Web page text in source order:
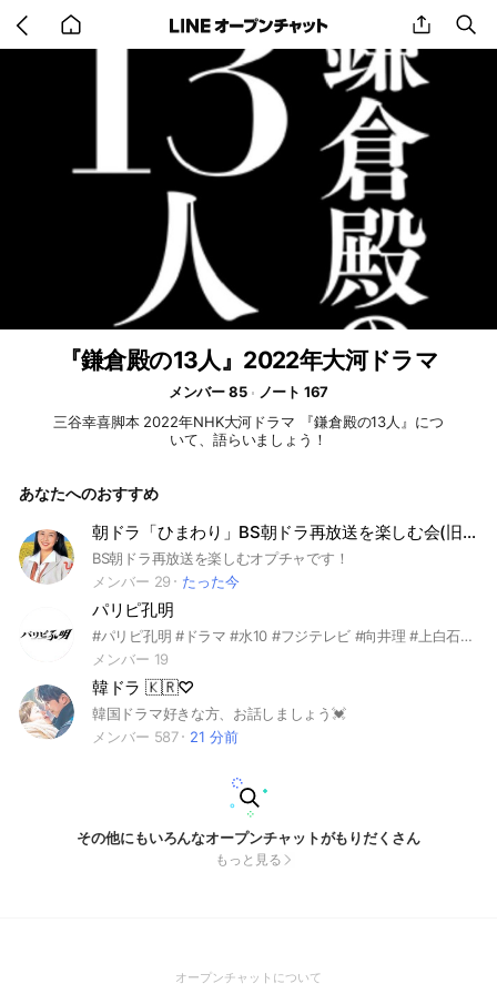
back
to
share
『鎌倉殿の13人』2022年大河ドラマ
メンバー 85
ノート 167
三谷幸喜脚本 2022年NHK大河ドラマ 『鎌倉殿の13人』につ
いて、語らいましょう！
あなたへのおすすめ
朝ドラ「ひまわり」BS朝ドラ再放送を楽しむ会(旧カーネーションファンサイト）
BS朝ドラ再放送を楽しむオプチャです！
メンバー 29
たった今
パリピ孔明
#パリピ孔明 #ドラマ #水10 #フジテレビ #向井理 #上白石萌歌 #菅原小春 #宮世琉弥 #八木莉可子 #森崎ウィン #関口メンディー #アヴちゃん #ELLY #ディーン・フジオカ #森山未來
メンバー 19
韓ドラ 🇰🇷♡
韓国ドラマ好きな方、お話しましょう💓
メンバー 587
21 分前
その他にもいろんなオープンチャットがもりだくさん
もっと見る
オープンチャットについて